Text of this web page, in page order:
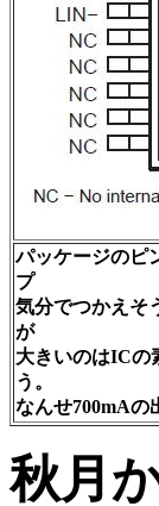
パッケージのピ
プ
気分でつかえそ
が
大きいのはICの
う。
なんせ700mAの
秋月